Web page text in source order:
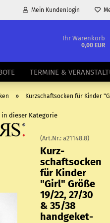
Mein Kundenlogin
Ihr Warenkorb
0,00 EUR
TERMINE &
» Kurzschaftsocken für Kinder
dieser Kategorie
(Art.Nr.:a21148.8)
Kurz­
schaftso­cken
für Kin­der
"Girl" Größe
19/22, 27/30
& 35/38
hand­ge­ket­